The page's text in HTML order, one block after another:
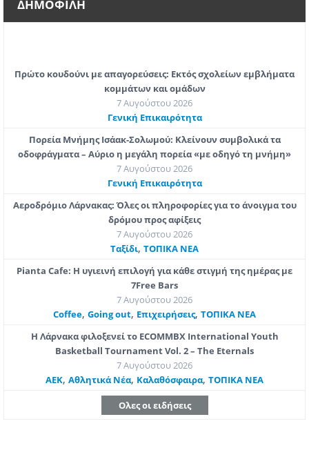
ΔΗΜΟΦΙΛΗ
Πρώτο κουδούνι με απαγορεύσεις: Εκτός σχολείων εμβλήματα
κομμάτων και ομάδων
7 Αυγούστου 2026
Γενική Επικαιρότητα
Πορεία Μνήμης Ισάακ-Σολωμού: Κλείνουν συμβολικά τα
οδοφράγματα – Αύριο η μεγάλη πορεία «με οδηγό τη μνήμη»
7 Αυγούστου 2026
Γενική Επικαιρότητα
Αεροδρόμιο Λάρνακας: Όλες οι πληροφορίες για το άνοιγμα του
δρόμου προς αφίξεις
7 Αυγούστου 2026
Ταξίδι, ΤΟΠΙΚΑ ΝΕΑ
Pianta Cafe: Η υγιεινή επιλογή για κάθε στιγμή της ημέρας με
7Free Bars
7 Αυγούστου 2026
Coffee, Going out, Επιχειρήσεις, ΤΟΠΙΚΑ ΝΕΑ
Η Λάρνακα φιλοξενεί το ECOMMBX International Youth
Basketball Tournament Vol. 2 – The Eternals
7 Αυγούστου 2026
ΑΕΚ, Αθλητικά Νέα, Καλαθόσφαιρα, ΤΟΠΙΚΑ ΝΕΑ
Ολες οι ειδήσεις